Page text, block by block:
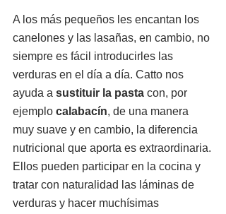
A los más pequeños les encantan los
canelones y las lasañas, en cambio, no
siempre es fácil introducirles las
verduras en el día a día. Catto nos
ayuda a sustituir la pasta con, por
ejemplo calabacín, de una manera
muy suave y en cambio, la diferencia
nutricional que aporta es extraordinaria.
Ellos pueden participar en la cocina y
tratar con naturalidad las láminas de
verduras y hacer muchísimas